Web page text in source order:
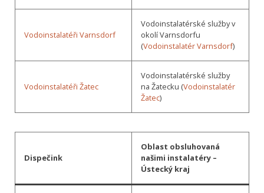
Vodoinstalatéři Varnsdorf
Vodoinstalatérské služby v
okolí Varnsdorfu
(Vodoinstalatér Varnsdorf)
Vodoinstalatéři Žatec
Vodoinstalatérské služby
na Žatecku (Vodoinstalatér
Žatec)
Dispečink
Oblast obsluhovaná
našimi instalatéry –
Ústecký kraj